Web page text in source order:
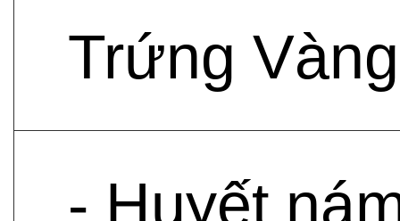
Trứng
- Huyết